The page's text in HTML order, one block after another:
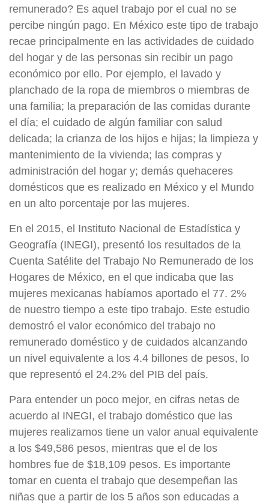
remunerado? Es aquel trabajo por el cual no se
percibe ningún pago. En México este tipo de trabajo
recae principalmente en las actividades de cuidado
del hogar y de las personas sin recibir un pago
económico por ello. Por ejemplo, el lavado y
planchado de la ropa de miembros o miembras de
una familia; la preparación de las comidas durante
el día; el cuidado de algún familiar con salud
delicada; la crianza de los hijos e hijas; la limpieza y
mantenimiento de la vivienda; las compras y
administración del hogar y; demás quehaceres
domésticos que es realizado en México y el Mundo
en un alto porcentaje por las mujeres.
En el 2015, el Instituto Nacional de Estadística y
Geografía (INEGI), presentó los resultados de la
Cuenta Satélite del Trabajo No Remunerado de los
Hogares de México, en el que indicaba que las
mujeres mexicanas habíamos aportado el 77. 2%
de nuestro tiempo a este tipo trabajo. Este estudio
demostró el valor económico del trabajo no
remunerado doméstico y de cuidados alcanzando
un nivel equivalente a los 4.4 billones de pesos, lo
que representó el 24.2% del PIB del país.
Para entender un poco mejor, en cifras netas de
acuerdo al INEGI, el trabajo doméstico que las
mujeres realizamos tiene un valor anual equivalente
a los $49,586 pesos, mientras que el de los
hombres fue de $18,109 pesos. Es importante
tomar en cuenta el trabajo que desempeñan las
niñas que a partir de los 5 años son educadas a